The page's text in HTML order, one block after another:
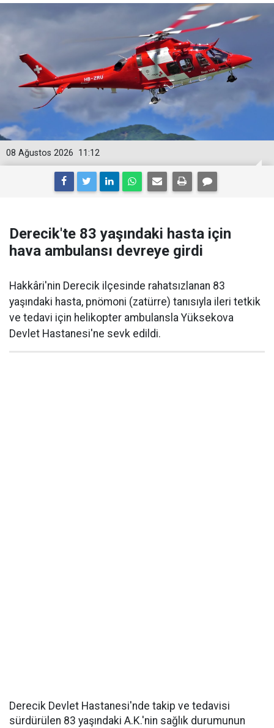
11:12
08 Ağustos 2026
Derecik'te 83 yaşındaki hasta için
hava ambulansı devreye girdi
Hakkâri'nin Derecik ilçesinde rahatsızlanan 83
yaşındaki hasta, pnömoni (zatürre) tanısıyla ileri tetkik
ve tedavi için helikopter ambulansla Yüksekova
Devlet Hastanesi'ne sevk edildi.
Derecik Devlet Hastanesi'nde takip ve tedavisi
sürdürülen 83 yaşındaki A.K.'nin sağlık durumunun